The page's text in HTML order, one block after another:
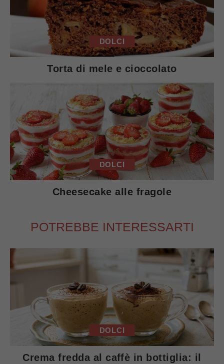
DOLCI
Torta di mele e cioccolato
DOLCI
Cheesecake alle fragole
POTREBBE INTERESSARTI
DOLCI
Crema fredda al caffè in bottiglia: il